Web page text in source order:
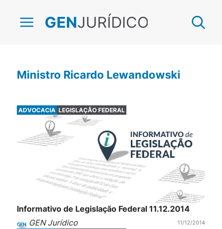
GENJURÍDICO
Ministro Ricardo Lewandowski
ADVOCACIA LEGISLAÇÃO FEDERAL
Informativo de Legislação Federal 11.12.2014
GEN Jurídico
11/12/2014